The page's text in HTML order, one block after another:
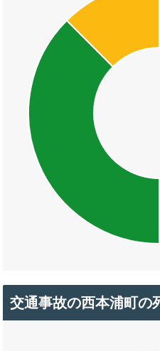
交通事故の西本浦町の